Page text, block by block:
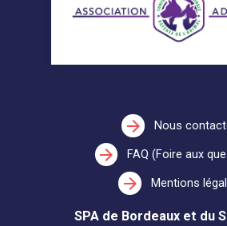
arrow_forward Nous
arrow_forward FAQ (Foire aux
arrow_forward Mentions
SPA de Bordeaux et du